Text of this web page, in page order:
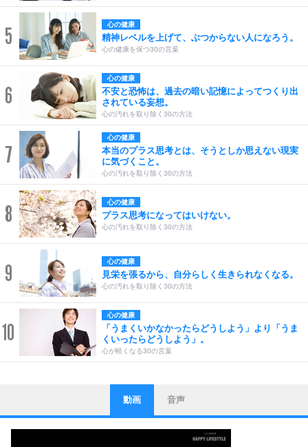
5 心の健康
精神レベルを上げて、ぶつからない人になろう。
心の健康を保つ30の言葉
6
心の健康
不安と恐怖は、過去の暗い記憶によってつくり出
されている妄想。
心の汚れを取り除く30の方法
7
心の健康
本当のプラス思考とは、そうとしか思えない現実
に気づくこと。
心の汚れを取り除く30の方法
8 心の健康
プラス思考になってはいけない。
心の汚れを取り除く30の方法
9 心の健康
見栄を張るから、自分らしく生きられなくなる。
心の汚れを取り除く30の方法
10
心の健康
「うまくいかなかったらどうしよう」より「うま
くいったらどうしよう」。
心が軽くなる30の言葉
1
ストレス対策
他人と比べない。
いっそのこと、他人を見ない。
いらいらしない人になる30の方法
動画 音声